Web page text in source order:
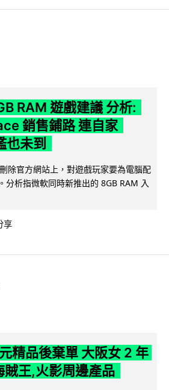
RAM 遊戲建議 分析:
銷售鋪路 連自家
也未到
除官方網站上，對遊戲玩家要為電腦配
分析指微軟同時新推出的 8GB RAM 入
享
精品後棄單 大阪女 2 年
賊王,火影周邊產品